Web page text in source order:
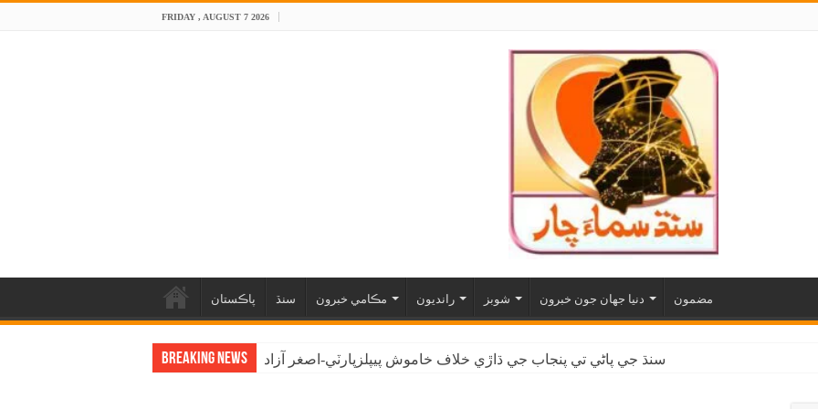
FRIDAY , AUGUST 7 2026
پاڪستان سنڌ مڪامي خبرون رانديون شوبز دنيا جهان جون خبرون مضمون
Breaking News سنڌ جي پاڻي تي پنجاب جي ڌاڙي خلاف خاموش پيپلزپارٽي-اصغر آزاد